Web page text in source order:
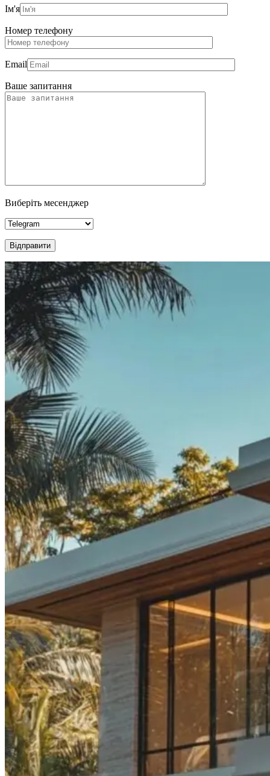
Ім'я
Номер телефону
Email
Ваше запитання
Виберіть месенджер